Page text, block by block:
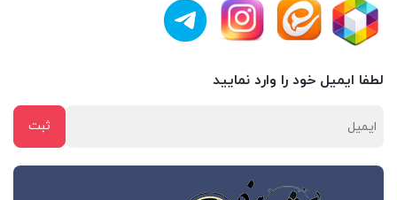
لطفا ایمیل خود را وارد نمایید